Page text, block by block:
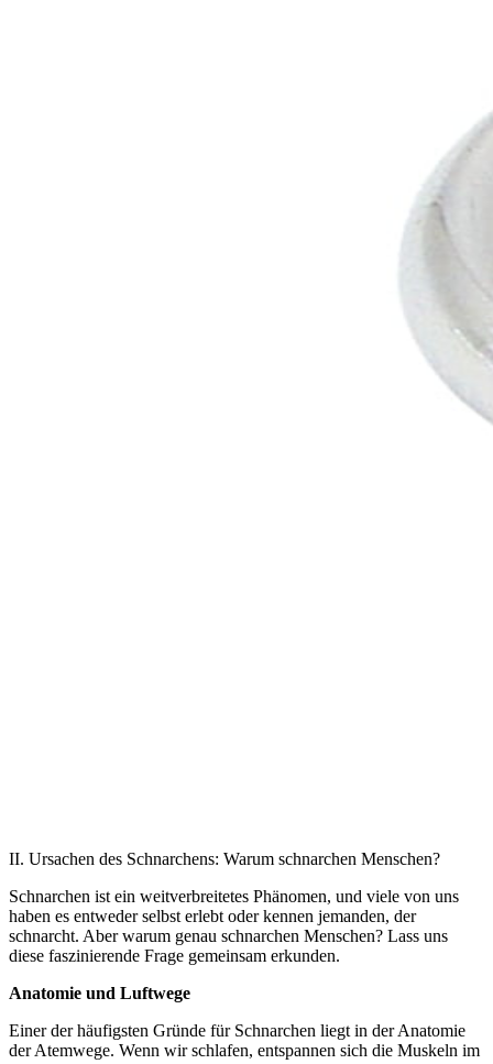
II. Ursachen des Schnarchens: Warum schnarchen Menschen?
Schnarchen ist ein weitverbreitetes Phänomen, und viele von uns
haben es entweder selbst erlebt oder kennen jemanden, der
schnarcht. Aber warum genau schnarchen Menschen? Lass uns
diese faszinierende Frage gemeinsam erkunden.
Anatomie und Luftwege
Einer der häufigsten Gründe für Schnarchen liegt in der Anatomie
der Atemwege. Wenn wir schlafen, entspannen sich die Muskeln im